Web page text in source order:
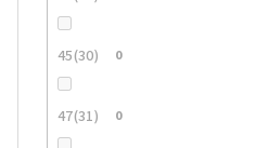
45(30) 0
47(31) 0